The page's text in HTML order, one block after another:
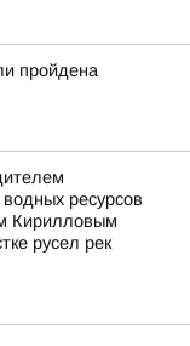
пройдена
ресурсов
Кирилловым
русел рек